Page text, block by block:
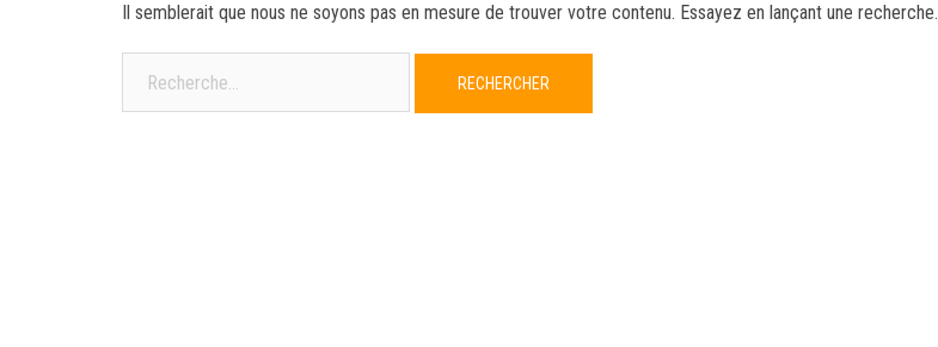
Il semblerait que nous ne soyons pas en mesure de trouver votre contenu. Essayez en lançant une recherche.